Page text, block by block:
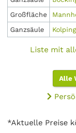
Großfläche
Ganzsäule
Liste mit
Alle
*Aktuelle Preise